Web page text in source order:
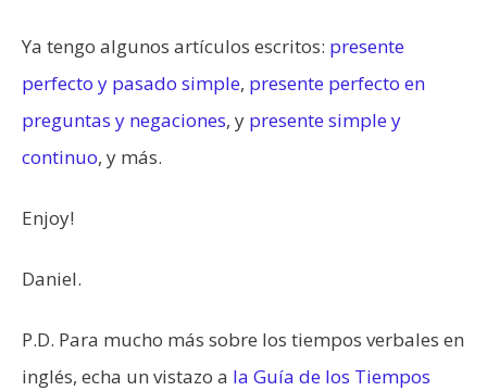
Ya tengo algunos artículos escritos: presente
perfecto y pasado simple, presente perfecto en
preguntas y negaciones, y presente simple y
continuo, y más.
Enjoy!
Daniel.
P.D. Para mucho más sobre los tiempos verbales en
inglés, echa un vistazo a la Guía de los Tiempos